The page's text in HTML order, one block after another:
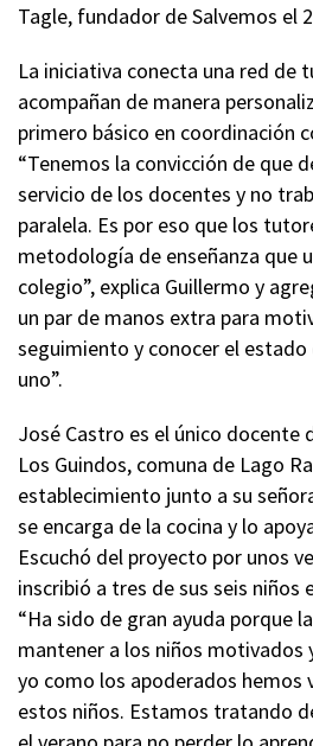
Tagle, fundador de Salvemos el
La iniciativa conecta una red de
acompañan de manera
primero básico en coordinación
“Tenemos la convicción de que
servicio de los docentes y no
paralela. Es por eso que los
metodología de enseñanza que
colegio”, explica Guillermo y
un par de manos extra para
seguimiento y conocer el estado
uno”.
José Castro es el único docente
Los Guindos, comuna de Lago
establecimiento junto a su
se encarga de la cocina y lo
Escuchó del proyecto por unos
inscribió a tres de sus seis niños
“Ha sido de gran ayuda porque
mantener a los niños motivados
yo como los apoderados hemos
estos niños. Estamos tratando